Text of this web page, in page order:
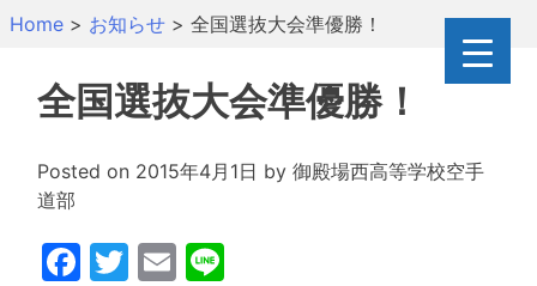
SkipHome > お知らせ > 全国選抜大会準優勝！
全国選抜大会準優勝！
Posted on 2015年4月1日 by 御殿場西高等学校空手
道部
Facebook
Twitter
Email